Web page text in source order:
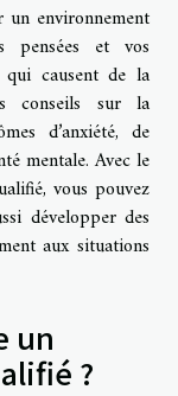
environnement
et vos
qui causent de la
conseils sur la
d’anxiété, de
mentale. Avec le
vous pouvez
développer des
aux situations
un
?